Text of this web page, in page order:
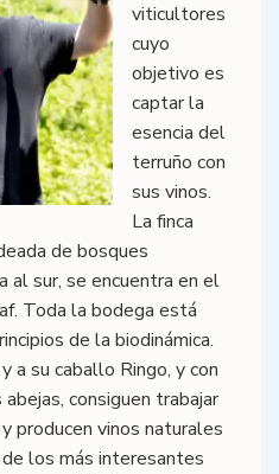
viticultores
cuyo
objetivo es
captar la
esencia del
terruño con
sus vinos.
La finca
de bosques
al sur, se encuentra en el
Toda la bodega está
de la biodinámica.
a su caballo Ringo, y con
consiguen trabajar
producen vinos naturales
los más interesantes